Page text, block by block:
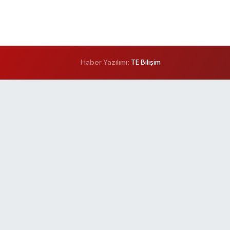
Haber Yazılımı: TE Bilişim